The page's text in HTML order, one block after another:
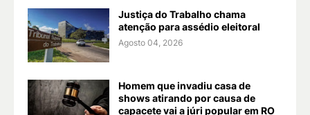
Justiça do Trabalho chama
atenção para assédio eleitoral
Agosto 04, 2026
Homem que invadiu casa de
shows atirando por causa de
capacete vai a júri popular em RO